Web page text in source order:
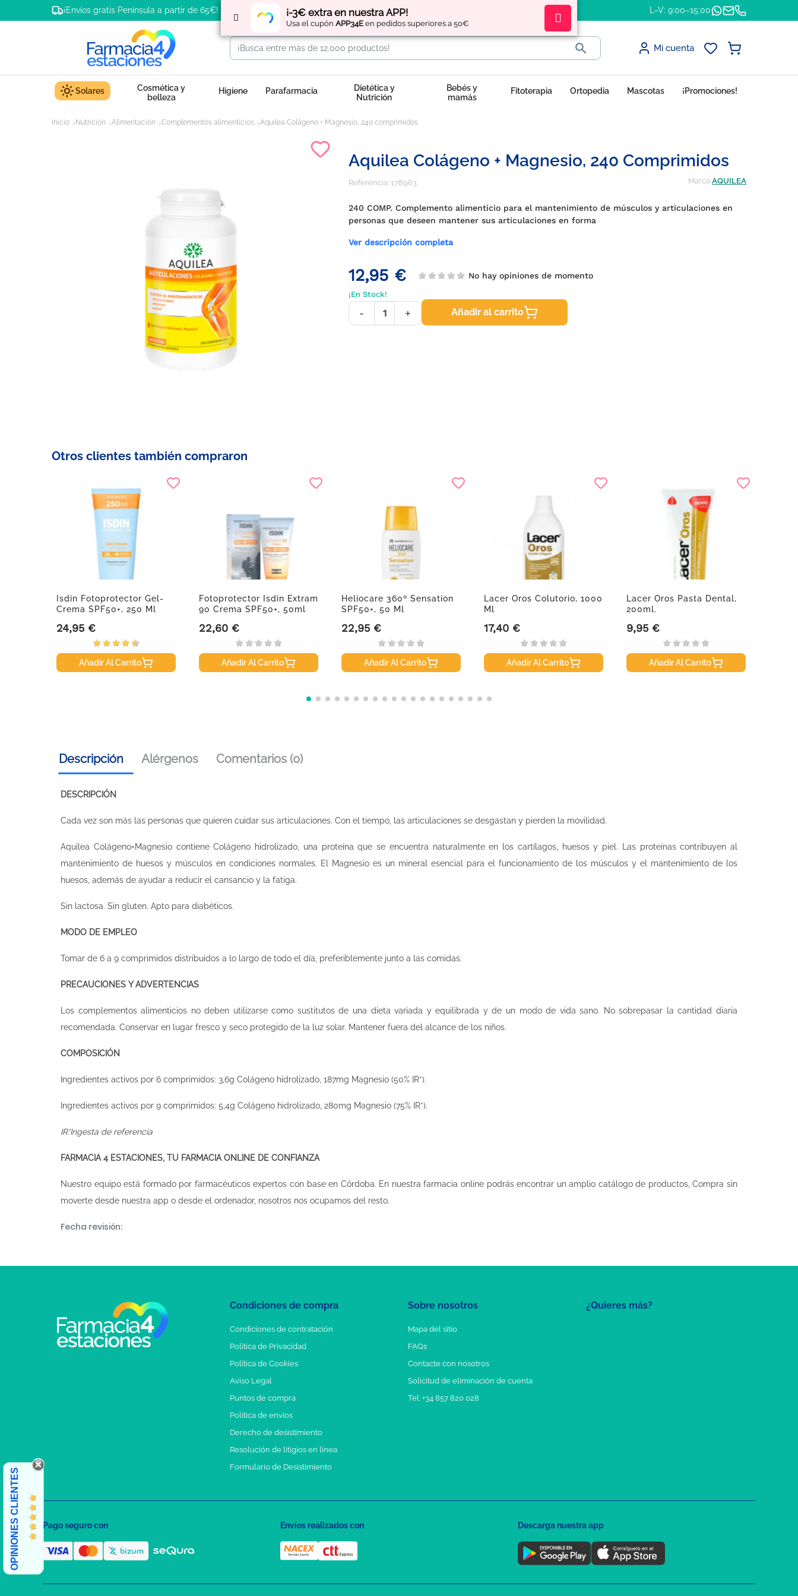
¡-3€ extra en nuestra APP!
Usa el cupón APP34E en pedidos superiores a 50€
¡Envíos gratis Península a partir de 65€! Regístratey obtén L–V: 9:00–15:00
 Mi cuenta
Solares
Cosmética y
belleza
Higiene Parafarmacia
Dietética y
Nutrición
Bebés y
mamás
Fitoterapia Ortopedia Mascotas ¡Promociones!
Inicio Nutrición Alimentación Complementos alimenticios Aquilea Colágeno + Magnesio, 240 comprimidos
Aquilea Colágeno + Magnesio, 240 Comprimidos
Referencia: 178963 Marca AQUILEA
240 COMP. Complemento alimenticio para el mantenimiento de músculos y articulaciones en
personas que deseen mantener sus articulaciones en forma
Ver descripción completa
12,95 € No hay opiniones de momento
¡En Stock!
- + Añadir al carrito
Otros clientes también compraron
Isdin Fotoprotector Gel-
Crema SPF50+, 250 Ml
Precio
24,95 €
Añadir Al Carrito
Fotoprotector Isdin Extram
90 Crema SPF50+, 50ml
Precio
22,60 €
Añadir Al Carrito
Heliocare 360º Sensation
SPF50+, 50 Ml
Precio
22,95 €
Añadir Al Carrito
Lacer Oros Colutorio, 1000
Ml
Precio
17,40 €
Añadir Al Carrito
Lacer Oros Pasta Dental,
200ml.
Precio
9,95 €
Añadir Al Carrito
Descripción Alérgenos Comentarios (0)
DESCRIPCIÓN
Cada vez son más las personas que quieren cuidar sus articulaciones. Con el tiempo, las articulaciones se desgastan y pierden la movilidad.
Aquilea Colágeno+Magnesio contiene Colágeno hidrolizado, una proteína que se encuentra naturalmente en los cartílagos, huesos y piel. Las proteínas contribuyen al
mantenimiento de huesos y músculos en condiciones normales. El Magnesio es un mineral esencial para el funcionamiento de los músculos y el mantenimiento de los
huesos, además de ayudar a reducir el cansancio y la fatiga.
Sin lactosa. Sin gluten. Apto para diabéticos.
MODO DE EMPLEO
Tomar de 6 a 9 comprimidos distribuidos a lo largo de todo el día, preferiblemente junto a las comidas.
PRECAUCIONES Y ADVERTENCIAS
Los complementos alimenticios no deben utilizarse como sustitutos de una dieta variada y equilibrada y de un modo de vida sano. No sobrepasar la cantidad diaria
recomendada. Conservar en lugar fresco y seco protegido de la luz solar. Mantener fuera del alcance de los niños.
COMPOSICIÓN
Ingredientes activos por 6 comprimidos: 3,6g Colágeno hidrolizado, 187mg Magnesio (50% IR*).
Ingredientes activos por 9 comprimidos: 5,4g Colágeno hidrolizado, 280mg Magnesio (75% IR*).
IR*Ingesta de referencia
FARMACIA 4 ESTACIONES, TU FARMACIA ONLINE DE CONFIANZA
Nuestro equipo está formado por farmacéuticos expertos con base en Córdoba. En nuestrafarmacia onlinepodrás encontrar un amplio catálogo de productos, Compra sin
moverte desde nuestra app o desde el ordenador, nosotros nos ocupamos del resto.
Fecha revisión:
¿Quieres más?
Condiciones de compra
Condiciones de contratación
Política de Privacidad
Política de Cookies
Aviso Legal
Puntos de compra
Política de envíos
Derecho de desistimiento
Resolución de litigios en línea
Formulario de Desistimiento
Sobre nosotros
Mapa del sitio
FAQs
Contacte con nosotros
Solicitud de eliminación de cuenta
Tel: +34 857 820 028
OPINIONES CLIENTES Pago seguro con Envíos realizados con Descarga nuestra app